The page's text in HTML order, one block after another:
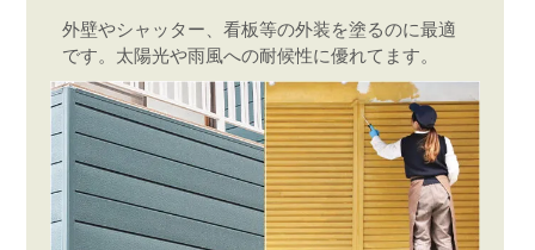
外壁やシャッター、看板等の外装を塗るのに最適
です。太陽光や雨風への耐候性に優れてます。